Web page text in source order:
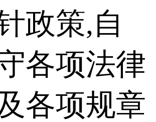
政策,自
各项法律
各项规章